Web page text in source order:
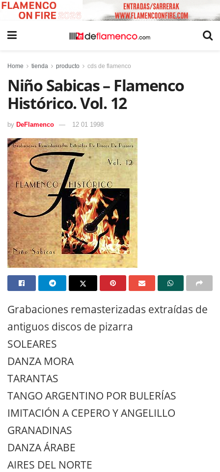
Home tienda producto cds de flamenco
Niño Sabicas – Flamenco
Histórico. Vol. 12
by DeFlamenco 12 01 1998
Grabaciones remasterizadas extraídas de
antiguos discos de pizarra
SOLEARES
DANZA MORA
TARANTAS
TANGO ARGENTINO POR BULERÍAS
IMITACIÓN A CEPERO Y ANGELILLO
GRANADINAS
DANZA ÁRABE
AIRES DEL NORTE